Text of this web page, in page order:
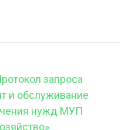
запроса
и обслуживание
нужд МУП